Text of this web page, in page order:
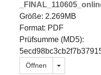
Größe: 2.269MB
Format: PDF
Prüfsumme (MD5):
Öffnen Dropdown